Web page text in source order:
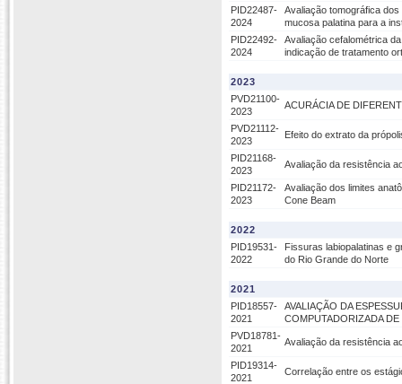
PID22487-
2024
Avaliação tomográfica
mucosa palatina para a
PID22492-
2024
Avaliação cefalométrica
indicação de tratamento
2023
PVD21100-
2023
ACURÁCIA DE
PVD21112-
2023
Efeito do extrato da
PID21168-
2023
Avaliação da resistência
PID21172-
2023
Avaliação dos limites
Cone Beam
2022
PID19531-
2022
Fissuras labiopalatinas e
do Rio Grande do Norte
2021
PID18557-
2021
AVALIAÇÃO DA
COMPUTADORIZADA
PVD18781-
2021
Avaliação da resistência
PID19314-
2021
Correlação entre os